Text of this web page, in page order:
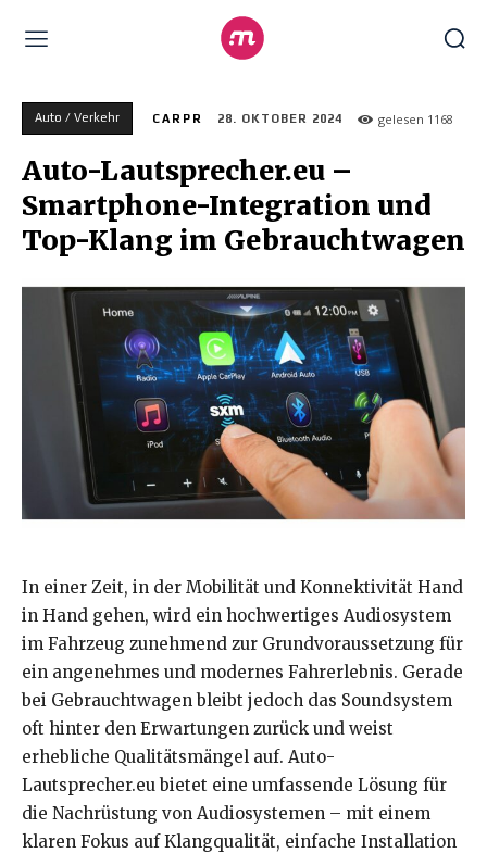
Auto / Verkehr CARPR 28. OKTOBER 2024 gelesen 1168
Auto-Lautsprecher.eu –
Smartphone-Integration und
Top-Klang im Gebrauchtwagen
In einer Zeit, in der Mobilität und Konnektivität Hand
in Hand gehen, wird ein hochwertiges Audiosystem
im Fahrzeug zunehmend zur Grundvoraussetzung für
ein angenehmes und modernes Fahrerlebnis. Gerade
bei Gebrauchtwagen bleibt jedoch das Soundsystem
oft hinter den Erwartungen zurück und weist
erhebliche Qualitätsmängel auf. Auto-
Lautsprecher.eu bietet eine umfassende Lösung für
die Nachrüstung von Audiosystemen – mit einem
klaren Fokus auf Klangqualität, einfache Installation